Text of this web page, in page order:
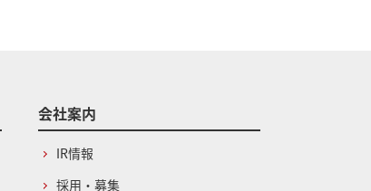
会社案内
IR情報
採用・募集